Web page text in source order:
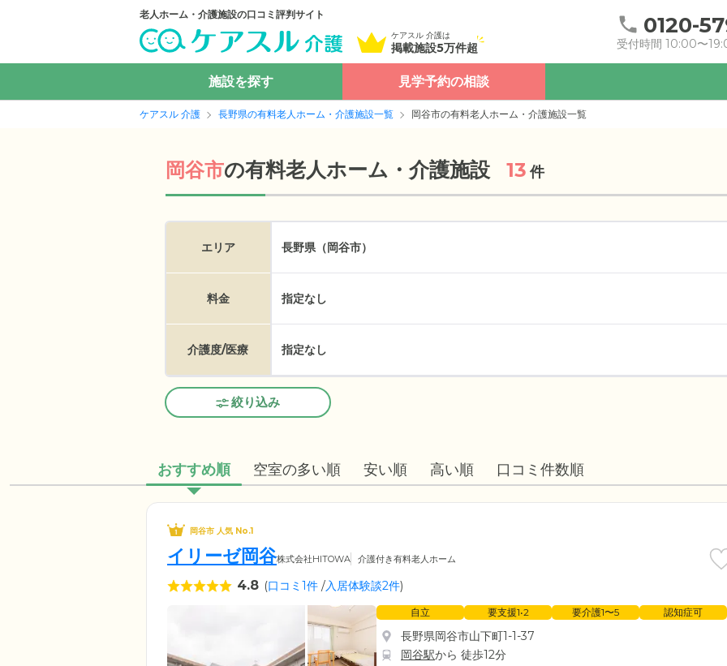
老人ホーム・介護施設の口コミ評判サイト
ケアスル 介護は
掲載施設5万件超
0120-
受付時間 10:00〜
施設を探す 見学予約の相談
ケアスル 介護 長野県の有料老人ホーム・介護施設一覧 岡谷市の有料老人ホーム・介護施設一覧
岡谷市の有料老人ホーム・介護施設 13 件
エリア 長野県（岡谷市）
料金 指定なし
介護度/医療 指定なし
絞り込み
おすすめ順 空室の多い順 安い順 高い順 口コミ件数順
岡谷市 人気 No.1
イリーゼ岡谷株式会社HITOWA 介護付き有料老人ホーム
4.8 (口コミ1件 /入居体験談2件)
自立 要支援1•2 要介護1〜5 認知症可
長野県岡谷市山下町1-1-37
岡谷駅から 徒歩12分